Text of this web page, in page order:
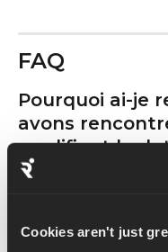
Cookies aren't just
FAQ
Pourquoi ai-je
avons
modifiant la
programme ?
suffisamment de temps